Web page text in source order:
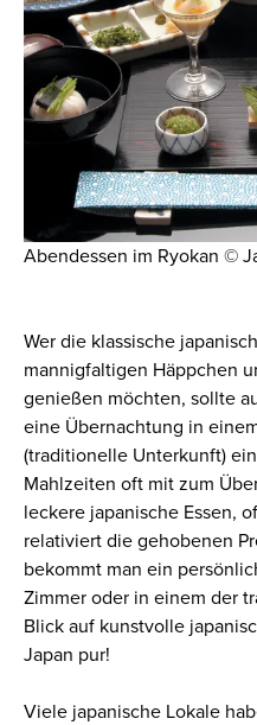
Abendessen im Ryokan ©
Wer die klassische
mannigfaltigen Häppchen
genießen möchten, sollte
eine Übernachtung in
(traditionelle Unterkunft)
Mahlzeiten oft mit zum
leckere japanische Essen,
relativiert die gehobenen
bekommt man ein
Zimmer oder in einem der
Blick auf kunstvolle
Japan pur!
Viele japanische Lokale